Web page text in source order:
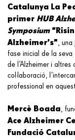
Catalunya La
primer HUB
Symposium
Alzheimer’s”, una
fase inicial de la seva
de l’Alzheimer i
col·laboració,
professional en
Mercè Boada,
Ace Alzheimer
Fundació